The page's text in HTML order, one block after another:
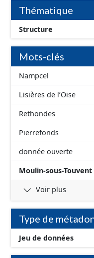
conformément aux
Économiques. Ce lot
terrains à vocation
delà des prescriptions
Thématique
Structure
Mots-clés
Nampcel
Lisières de l’Oise
Rethondes
Pierrefonds
donnée ouverte
Moulin-sous-Touvent
Voir plus
Type de
Jeu de données